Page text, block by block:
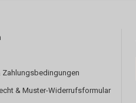
Zahlungsbedingungen
& Muster-Widerrufsformular